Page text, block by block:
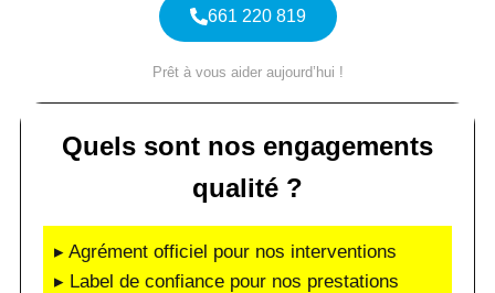
661 220 819
Prêt à vous aider aujourd’hui !
Quels sont nos engagements
qualité ?
▸ Agrément officiel pour nos interventions
▸ Label de confiance pour nos prestations